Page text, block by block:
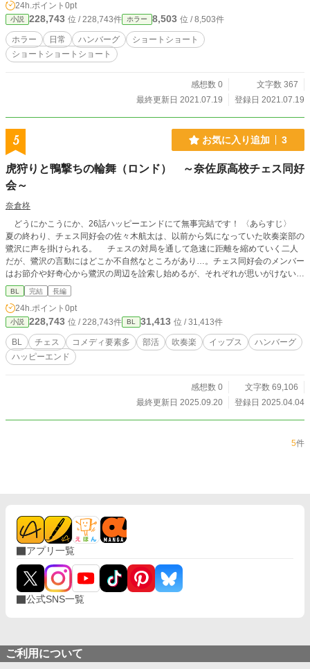
24h.ポイント 0pt
小説 228,743 位 / 228,743件 ホラー 8,503 位 / 8,503件
ホラー 日常 ハンバーグ
ショートショート
ショートショートショート
感想数 0
文字数 367
最終更新日 2021.07.19
登録日 2021.07.19
5 お気に入り追加 3
虎狩りと鴨撃ちの輪舞（ロンド） ～奈佐原高校チェス同好
会～
奈倉柊
どうにかこうにか、26話ハッピーエンドにて無事完結です！ 〈あらすじ〉
夏の終わり、チェス同好会の佐々木航太は、以前から気になっていた吹奏楽部の
鷺沢に声を掛けられる。 チェスの対局を通して急速に距離を縮めていく二人
だが、鷺沢の言動にはどこか不自然なところがあり…。チェス同好会のメンバー
はお節介や好奇心から鷺沢の周辺を詮索し始めるが、それぞれが思いがけない事
態に直面することになる。 チェス同好会による「鷺沢と航太を幸せにしよう
プロジェクト」は成功するのか？ そして彼ら自身、各々の幸せにたどり着く
ことができるのか？ 〈登場人物〉 佐々木航太、チェス同好会二年。とりあえ
ずチェスと鷺沢に夢中。好きな駒はナイト。 鷺沢悠、吹奏楽部二年。諸事情
あって人生最悪の夏を過ごしている。好きな駒は（推定）ビショップ。 仁木
未来、チェス同好会二年。鷺沢の不幸感が気になって探りを入れたら面倒な事態
に。好きな駒は、安直にクイーン。 大宮哲生、チェス同好会二年。自他共に
熊田将吾、チェス同好会一年。通称クマ、見た目もクマ。気は優しくて力持ち。
好きな駒はキング。 鮎川凛久、帰宅部二年。鷺沢いわく「普通に性格悪
歓迎です。色々ルビ振ったりもしてますが、何となく雰囲気で流してください。
いただいてOKです。 ちなみに、チェス知ってる、やってる、好き、という方
19世紀のグランドマスターのチェスを指すわけないんですが、その辺はあまり
突っ込まないでください。
BL 完結 長編
24h.ポイント 0pt
小説 228,743 位 / 228,743件 BL 31,413 位 / 31,413件
BL チェス コメディ要素多 部活 吹奏楽 イップス
ハンバーグ
ハッピーエンド
感想数 0
文字数 69,106
最終更新日 2025.09.20
登録日 2025.04.04
5件
アプリ一覧
公式SNS一覧
ご利用について